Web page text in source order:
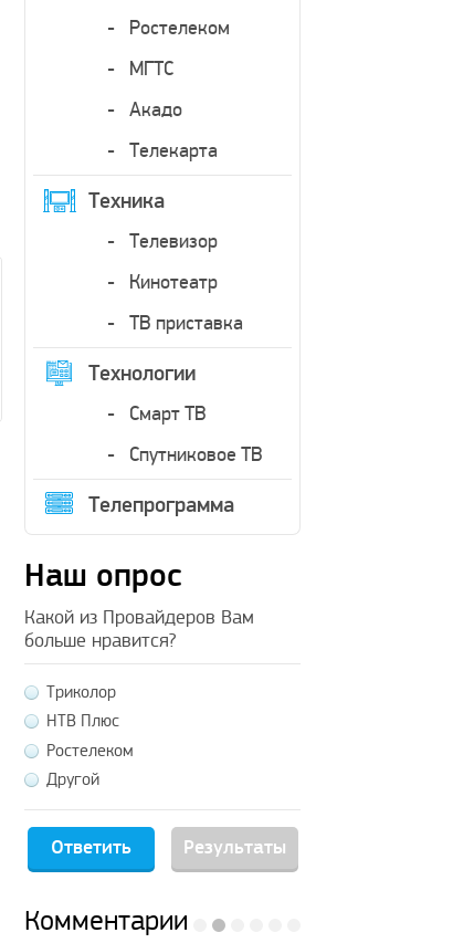
Ростелеком
МГТС
Акадо
Телекарта
Техника
Телевизор
Кинотеатр
ТВ приставка
Технологии
Смарт ТВ
Спутниковое ТВ
Телепрограмма
Наш опрос
Какой из Провайдеров Вам
больше нравится?
Триколор
НТВ Плюс
Ростелеком
Другой
Результаты
Комментарии